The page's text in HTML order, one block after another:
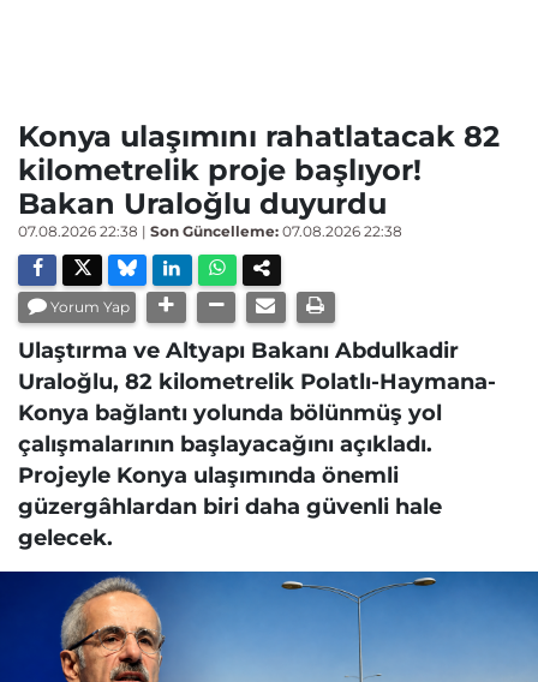
Konya ulaşımını rahatlatacak 82
kilometrelik proje başlıyor!
Bakan Uraloğlu duyurdu
07.08.2026 22:38 | Son Güncelleme: 07.08.2026 22:38
Yorum Yap
Ulaştırma ve Altyapı Bakanı Abdulkadir
Uraloğlu, 82 kilometrelik Polatlı-Haymana-
Konya bağlantı yolunda bölünmüş yol
çalışmalarının başlayacağını açıkladı.
Projeyle Konya ulaşımında önemli
güzergâhlardan biri daha güvenli hale
gelecek.